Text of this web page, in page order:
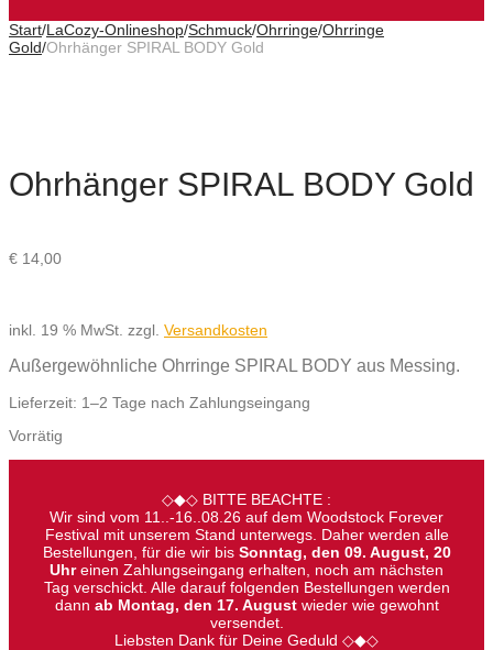
Start/LaCozy-Onlineshop/Schmuck/Ohrringe/Ohrringe
Gold/Ohrhänger SPIRAL BODY Gold
Ohrhänger SPIRAL BODY Gold
€ 14,00
inkl. 19 % MwSt. zzgl. Versandkosten
Außergewöhnliche Ohrringe SPIRAL BODY aus Messing.
Lieferzeit: 1–2 Tage nach Zahlungseingang
Vorrätig
◇◆◇ BITTE BEACHTE :
Wir sind vom 11..-16..08.26 auf dem Woodstock Forever
Festival mit unserem Stand unterwegs. Daher werden alle
Bestellungen, für die wir bis Sonntag, den 09. August, 20
Uhreinen Zahlungseingang erhalten, noch am nächsten
Tag verschickt. Alle darauf folgenden Bestellungen werden
dann ab Montag, den 17. August wieder wie gewohnt
versendet.
Liebsten Dank für Deine Geduld ◇◆◇